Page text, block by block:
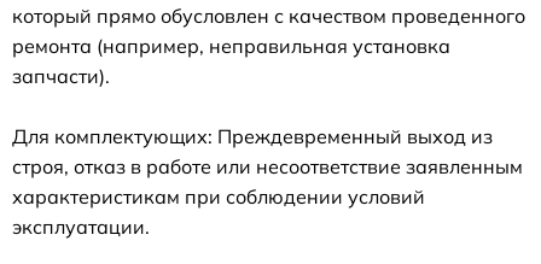
который прямо обусловлен с качеством проведенного
ремонта (например, неправильная установка
запчасти).
Для комплектующих: Преждевременный выход из
строя, отказ в работе или несоответствие заявленным
характеристикам при соблюдении условий
эксплуатации.